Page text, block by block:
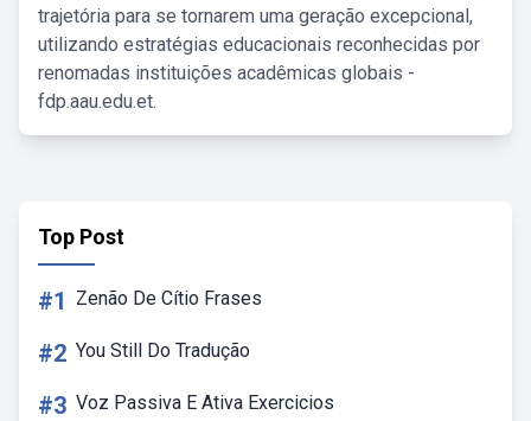
trajetória para se tornarem uma geração excepcional,
utilizando estratégias educacionais reconhecidas por
renomadas instituições acadêmicas globais -
fdp.aau.edu.et.
Top Post
#1 Zenão De Cítio Frases
#2 You Still Do Tradução
#3 Voz Passiva E Ativa Exercicios